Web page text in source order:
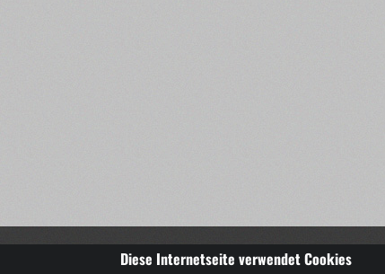
Copyright © 2014-2025 Bernsteindirekt.de – wir lieben
Diese Internetseite verwendet Cookies